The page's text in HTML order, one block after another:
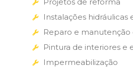
Instalações hidráulicas
Reparo e manutenção
Pintura de interiores e
Impermeabilização